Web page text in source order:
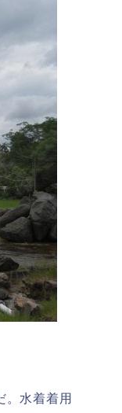
。水着着用